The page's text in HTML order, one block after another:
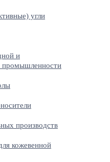
угли
и
промышленности
производств
кожевенной